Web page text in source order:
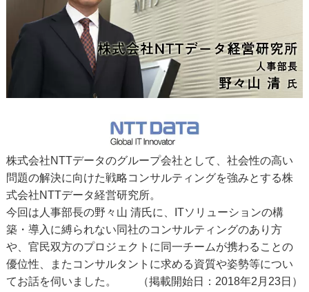
株式会社NTTデータのグループ会社として、社会性の高い
問題の解決に向けた戦略コンサルティングを強みとする株
式会社NTTデータ経営研究所。
今回は人事部長の野々山 清氏に、ITソリューションの構
築・導入に縛られない同社のコンサルティングのあり方
や、官民双方のプロジェクトに同一チームが携わることの
優位性、またコンサルタントに求める資質や姿勢等につい
てお話を伺いました。
（掲載開始日：2018年2月23日）